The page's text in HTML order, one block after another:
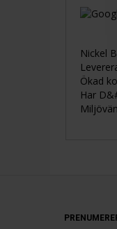
Nickel
Ökad
Har